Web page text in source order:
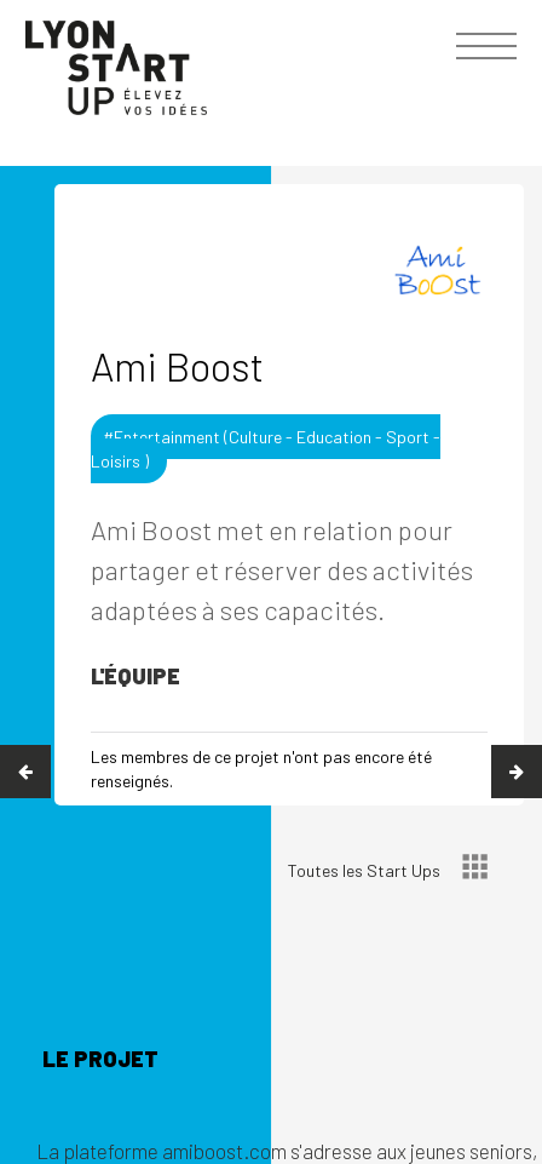
Ami Boost
#Entertainment (Culture - Education - Sport -
Loisirs )
Ami Boost met en relation pour
partager et réserver des activités
adaptées à ses capacités.
L'ÉQUIPE
Les membres de ce projet n'ont pas encore été
renseignés.
Toutes les Start Ups
LE PROJET
La plateforme amiboost.com s'adresse aux jeunes seniors,